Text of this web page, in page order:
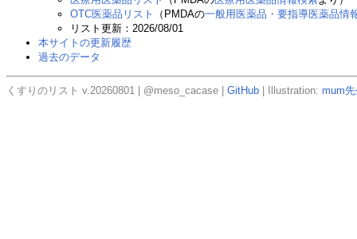
OTC医薬品リスト
（PMDAの一般用医薬品・要指導医薬品情
リスト更新：2026/08/01
本サイトの更新履歴
過去のデータ
くすりのリスト v.20260801 | @meso_cacase | GitHub | Illustration: mum先